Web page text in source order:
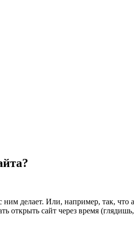
ним делает. Или, например, так, что
открыть сайт через время